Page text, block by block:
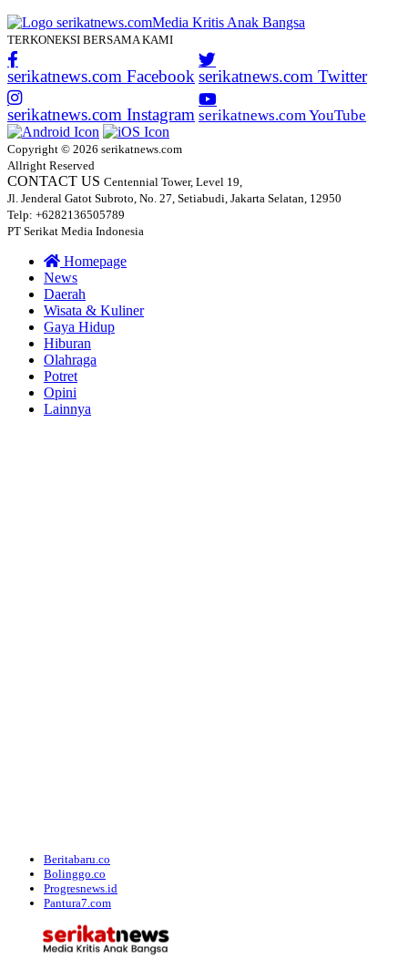
TERKONEKSI BERSAMA KAMI
serikatnews.com Facebook serikatnews.com Twitter
serikatnews.com Instagram serikatnews.com YouTube
Copyright © 2026 serikatnews.com
Allright Reserved
CONTACT US Centennial Tower, Level 19,
Jl. Jenderal Gatot Subroto, No. 27, Setiabudi, Jakarta Selatan, 12950
Telp: +6282136505789
PT Serikat Media Indonesia
Homepage
News
Daerah
Wisata & Kuliner
Gaya Hidup
Hiburan
Olahraga
Potret
Opini
Lainnya
Beritabaru.co
Bolinggo.co
Progresnews.id
Pantura7.com